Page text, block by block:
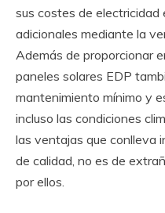
sus costes de electricidad
adicionales mediante la
Además de proporcionar
paneles solares EDP
mantenimiento mínimo y
incluso las condiciones
las ventajas que conlleva
de calidad, no es de
por ellos.